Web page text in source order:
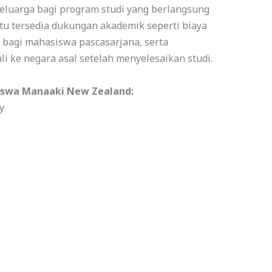
bagi program studi yang berlangsung
tersedia dukungan akademik seperti biaya
mahasiswa pascasarjana, serta
negara asal setelah menyelesaikan studi.
Manaaki New Zealand: